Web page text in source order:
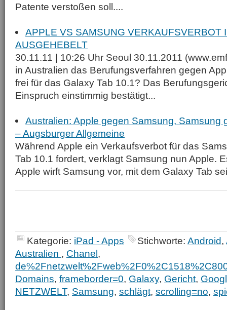
Patente verstoßen soll....
APPLE VS SAMSUNG VERKAUFSVERBOT
AUSGEHEBELT
30.11.11 | 10:26 Uhr Seoul 30.11.2011
in Australien das Berufungsverfahren gegen
frei für das Galaxy Tab 10.1? Das
Einspruch einstimmig bestätigt...
Australien: Apple gegen Samsung, Samsung
– Augsburger Allgemeine
Während Apple ein Verkaufsverbot für das
Tab 10.1 fordert, verklagt Samsung nun Apple.
Apple wirft Samsung vor, mit dem Galaxy Tab
Kategorie: iPad - Apps Stichworte: Android,
Australien , Chanel,
Domains, frameborder=0, Galaxy, Gericht,
NETZWELT, Samsung, schlägt, scrolling=no,